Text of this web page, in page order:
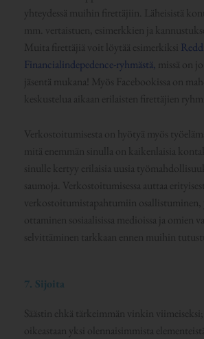
yhteydessä muihin firettäjiin. Läheisistä
mm. vertaistuen, esimerkkien ja
Muita firettäjiä voit löytää esimerkiksi
Financialindepedence-ryhmästä, missä on
jäsentä mukana! Myös Facebookissa on
keskustelua aikaan erilaisten firettäjien
Verkostoitumisesta on hyötyä myös
mitä enemmän sinulla on kaikenlaisia
sinulle kertyy erilaisia uusia
saumoja. Verkostoitumisessa auttaa erityisesti
verkostoitumistapahtumiin osallistuminen,
ottaminen sosiaalisissa medioissa ja omien
selvittäminen tarkkaan ennen muihin
7. Sijoita
Säästin ehkä tärkeimmän vinkin
oikeastaan yksi olennaisimmista